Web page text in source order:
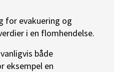
for evakuering og
i en flomhendelse.
både
eksempel en